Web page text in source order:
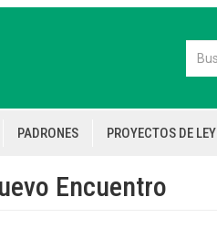
PADRONES PROYECTOS DE LEY
Encuentro